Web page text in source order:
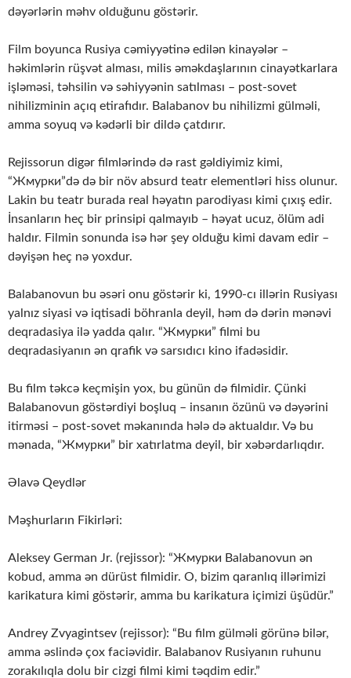
dəyərlərin məhv olduğunu göstərir.
Film boyunca Rusiya cəmiyyətinə edilən kinayələr –
həkimlərin rüşvət alması, milis əməkdaşlarının cinayətkarlara
işləməsi, təhsilin və səhiyyənin satılması – post-sovet
nihilizminin açıq etirafıdır. Balabanov bu nihilizmi gülməli,
amma soyuq və kədərli bir dildə çatdırır.
Rejissorun digər filmlərində də rast gəldiyimiz kimi,
“Жмурки”də də bir növ absurd teatr elementləri hiss olunur.
Lakin bu teatr burada real həyatın parodiyası kimi çıxış edir.
İnsanların heç bir prinsipi qalmayıb – həyat ucuz, ölüm adi
haldır. Filmin sonunda isə hər şey olduğu kimi davam edir –
dəyişən heç nə yoxdur.
Balabanovun bu əsəri onu göstərir ki, 1990-cı illərin Rusiyası
yalnız siyasi və iqtisadi böhranla deyil, həm də dərin mənəvi
deqradasiya ilə yadda qalır. “Жмурки” filmi bu
deqradasiyanın ən qrafik və sarsıdıcı kino ifadəsidir.
Bu film təkcə keçmişin yox, bu günün də filmidir. Çünki
Balabanovun göstərdiyi boşluq – insanın özünü və dəyərini
itirməsi – post-sovet məkanında hələ də aktualdır. Və bu
mənada, “Жмурки” bir xatırlatma deyil, bir xəbərdarlıqdır.
Əlavə Qeydlər
Məşhurların Fikirləri:
Aleksey German Jr. (rejissor): “Жмурки Balabanovun ən
kobud, amma ən dürüst filmidir. O, bizim qaranlıq illərimizi
karikatura kimi göstərir, amma bu karikatura içimizi üşüdür.”
Andrey Zvyagintsev (rejissor): “Bu film gülməli görünə bilər,
amma əslində çox faciəvidir. Balabanov Rusiyanın ruhunu
zorakılıqla dolu bir cizgi filmi kimi təqdim edir.”